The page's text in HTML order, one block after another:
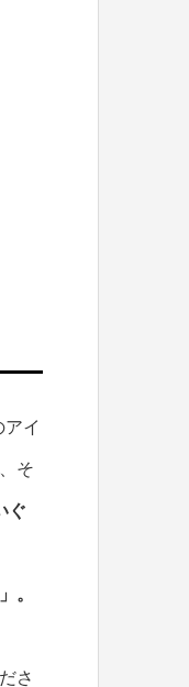
イ
そ
ぐ
。
さ